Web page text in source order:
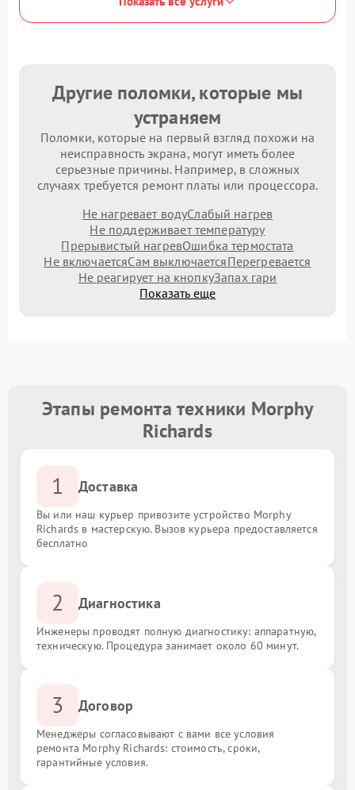
Другие поломки, которые мы
устраняем
Поломки, которые на первый взгляд похожи на
неисправность экрана, могут иметь более
серьезные причины. Например, в сложных
случаях требуется ремонт платы или процессора.
Не нагревает водуСлабый нагрев
Не поддерживает температуру
Прерывистый нагревОшибка термостата
Не включаетсяСам выключаетсяПерегревается
Не реагирует на кнопкуЗапах гари
Показать еще
Этапы ремонта техники Morphy
Richards
1 Доставка
Вы или наш курьер привозите устройство Morphy
Richards в мастерскую. Вызов курьера предоставляется
бесплатно
2 Диагностика
Инженеры проводят полную диагностику: аппаратную,
техническую. Процедура занимает около 60 минут.
3 Договор
Менеджеры согласовывают с вами все условия
ремонта Morphy Richards: стоимость, сроки,
гарантийные условия.